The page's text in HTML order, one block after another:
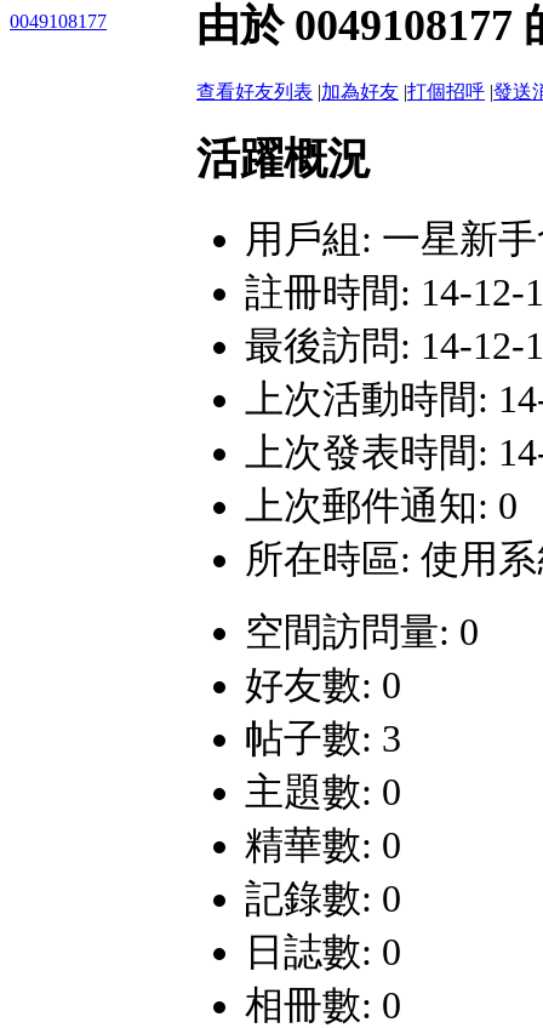
0049108177 由於
查看好友列表 |加為好友 |打個招呼 |發送
活躍概況
用戶組: 一星新
註冊時間: 14-12-
最後訪問: 14-12-
上次活動時間:
上次發表時間:
上次郵件通知: 0
所在時區: 使用
空間訪問量: 0
好友數: 0
帖子數: 3
主題數: 0
精華數: 0
記錄數: 0
日誌數: 0
相冊數: 0